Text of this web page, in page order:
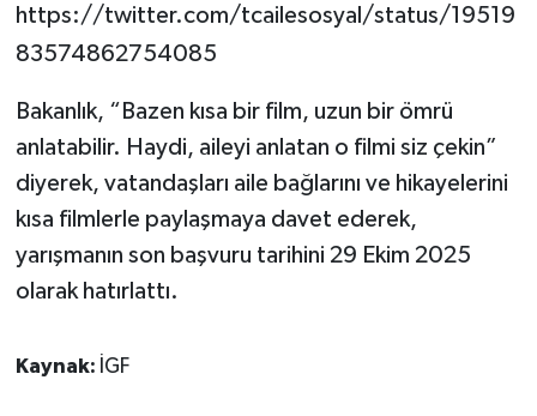
https://twitter.com/tcailesosyal/status/19519
83574862754085
Bakanlık, “Bazen kısa bir film, uzun bir ömrü
anlatabilir. Haydi, aileyi anlatan o filmi siz çekin”
diyerek, vatandaşları aile bağlarını ve hikayelerini
kısa filmlerle paylaşmaya davet ederek,
yarışmanın son başvuru tarihini 29 Ekim 2025
olarak hatırlattı.
Kaynak: İGF